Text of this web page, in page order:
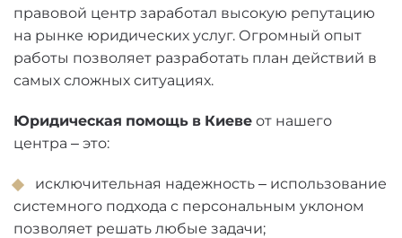
правовой центр заработал высокую репутацию
на рынке юридических услуг. Огромный опыт
работы позволяет разработать план действий в
самых сложных ситуациях.
Юридическая помощь в Киеве от нашего
центра – это:
исключительная надежность – использование
системного подхода с персональным уклоном
позволяет решать любые задачи;